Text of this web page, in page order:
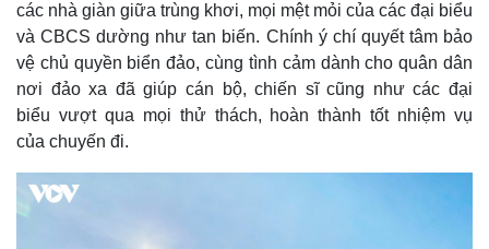
Pháp luật
Vụ án
Tin nóng
Tư vấn luật
Quân sự - Quốc phòng
Vũ khí
Việt Nam
Phân tích
các nhà giàn giữa trùng khơi, mọi mệt mỏi của các đại biểu
và CBCS dường như tan biến. Chính ý chí quyết tâm bảo
vệ chủ quyền biển đảo, cùng tình cảm dành cho quân dân
nơi đảo xa đã giúp cán bộ, chiến sĩ cũng như các đại
biểu vượt qua mọi thử thách, hoàn thành tốt nhiệm vụ
của chuyến đi.